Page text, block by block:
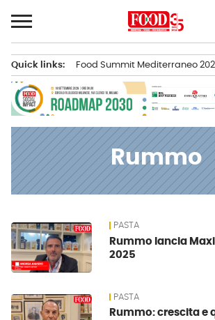
al
contenuto
principale
Quick links: Food Summit Mediterraneo
Rummo
News PASTA
Rummo lancia
2025
PASTA
Rummo: crescita e